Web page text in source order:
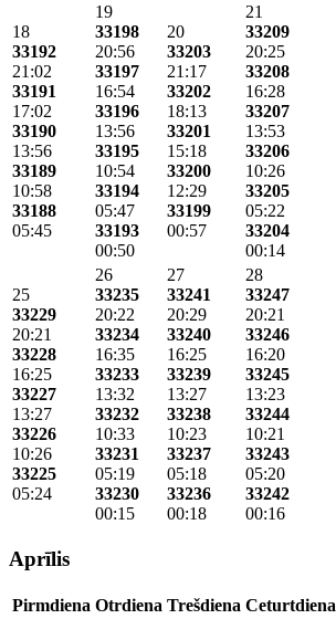
18
33192
21:02
33191
17:02
33190
13:56
33189
10:58
33188
05:45
19
33198
20:56
33197
16:54
33196
13:56
33195
10:54
33194
05:47
33193
00:50
20
33203
21:17
33202
18:13
33201
15:18
33200
12:29
33199
00:57
21
33209
20:25
33208
16:28
33207
13:53
33206
10:26
33205
05:22
33204
00:14
25
33229
20:21
33228
16:25
33227
13:27
33226
10:26
33225
05:24
26
33235
20:22
33234
16:35
33233
13:32
33232
10:33
33231
05:19
33230
00:15
27
33241
20:29
33240
16:25
33239
13:27
33238
10:23
33237
05:18
33236
00:18
28
33247
20:21
33246
16:20
33245
13:23
33244
10:21
33243
05:20
33242
00:16
Aprīlis
Pirmdiena Otrdiena Trešdiena Ceturtdiena